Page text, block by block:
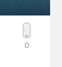
0